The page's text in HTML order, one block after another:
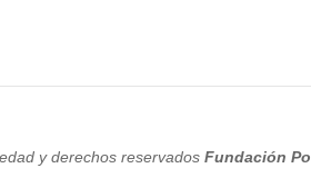
y derechos reservadosFundación